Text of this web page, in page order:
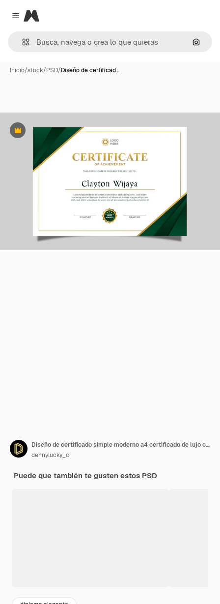
Close menu
Magnific
Inicio/stock/PSD/Diseño de certificad…
Premium
Diseño de certificado simple moderno a4 certificado de lujo color verde dorado 3
dennylucky_c
Puede que también te gusten estos PSD